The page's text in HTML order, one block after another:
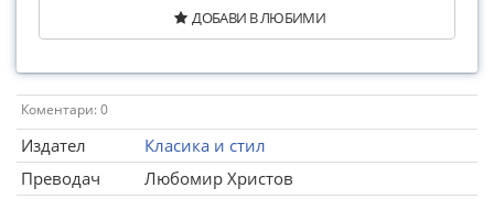
ДОБАВИ В ЛЮБИМИ
Коментари: 0
Издател
Класика и стил
Преводач
Любомир Христов